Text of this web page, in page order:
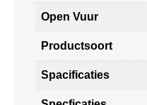
Open Vuur
Productsoort
Spacificaties